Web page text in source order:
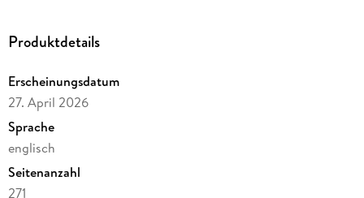
improvisation, their dream begins to take shape. Step by
step, they move closer to their ultimate vision: creating a
have reached their goal, everything changes. Because no
matter how far we travel, we cannot escape ourselves. A
powerful true story about adventure, transformation, and the
price of starting over.
Produktdetails
Erscheinungsdatum
27. April 2026
Sprache
englisch
Seitenanzahl
271